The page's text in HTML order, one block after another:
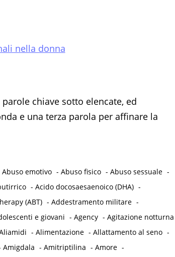
nella donna
chiave sotto elencate, ed
e una terza parola per affinare la
Abuso emotivo - Abuso fisico - Abuso sessuale -
- Acido docosaesaenoico (DHA) -
(ABT) - Addestramento militare -
e giovani - Agency - Agitazione notturna
- Alimentazione - Allattamento al seno -
Amigdala - Amitriptilina - Amore -